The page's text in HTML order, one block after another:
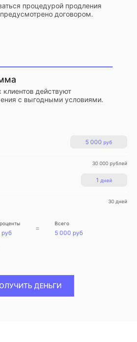
процедурой продления
договором.
действуют
с выгодными условиями.
5 000 руб
30 000 рублей
1 дней
30 дней
руб
= Всего
5 000 руб
ДЕНЬГИ